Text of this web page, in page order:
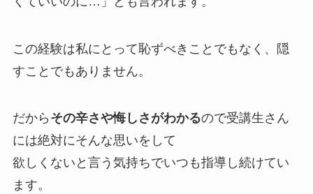
この経験は私にとって恥ずべきことでもなく、隠
すことでもありません。
だから その辛さや悔しさがわかるので受講生さん
には絶対にそんな思いをして
欲しくないと言う気持ちでいつも指導し続けてい
ます。